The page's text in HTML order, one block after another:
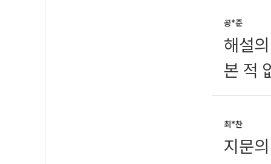
공*준
해설
본 적
최*찬
지문